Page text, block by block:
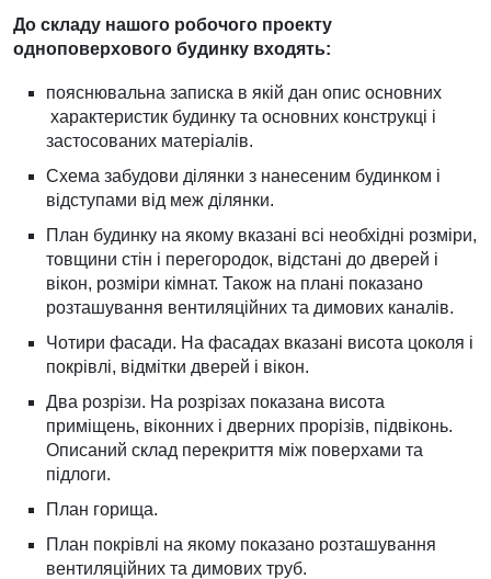
До складу нашого робочого проекту
одноповерхового будинку входять:
пояснювальна записка в якій дан опис основних
характеристик будинку та основних конструкці і
застосованих матеріалів.
Схема забудови ділянки з нанесеним будинком і
відступами від меж ділянки.
План будинку на якому вказані всі необхідні розміри,
товщини стін і перегородок, відстані до дверей і
вікон, розміри кімнат. Також на плані показано
розташування вентиляційних та димових каналів.
Чотири фасади. На фасадах вказані висота цоколя і
покрівлі, відмітки дверей і вікон.
Два розрізи. На розрізах показана висота
приміщень, віконних і дверних прорізів, підвіконь.
Описаний склад перекриття між поверхами та
підлоги.
План горища.
План покрівлі на якому показано розташування
вентиляційних та димових труб.